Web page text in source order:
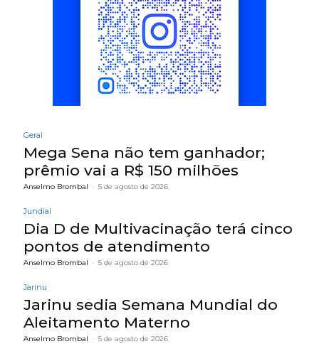
Geral
Mega Sena não tem ganhador;
prêmio vai a R$ 150 milhões
Anselmo Brombal - 5 de agosto de 2026
Jundiaí
Dia D de Multivacinação terá cinco
pontos de atendimento
Anselmo Brombal - 5 de agosto de 2026
Jarinu
Jarinu sedia Semana Mundial do
Aleitamento Materno
Anselmo Brombal - 5 de agosto de 2026